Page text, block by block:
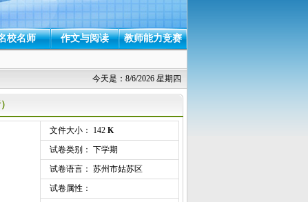
校名师 作文与阅读 教师能力竞赛
今天是：8/6/2026 星期四
文件大小： 142 K
试卷类别： 下学期
试卷语言： 苏州市姑苏区
试卷属性：